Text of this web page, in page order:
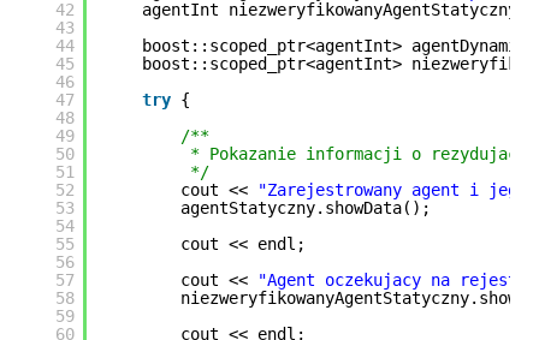
42
43
44
45
46
47
48
49
50
51
52
53
54
55
56
57
58
59
60
agentInt niezweryfikowanyAgentStatyczny;
boost::scoped_ptr<agentInt>
boost::scoped_ptr<agentInt>
try {
/**
* Pokazanie informacji o
*/
cout <<
"Zarejestrowany agent i jego
agentStatyczny.showData();
cout << endl;
cout <<
"Agent oczekujacy na
cout << endl;